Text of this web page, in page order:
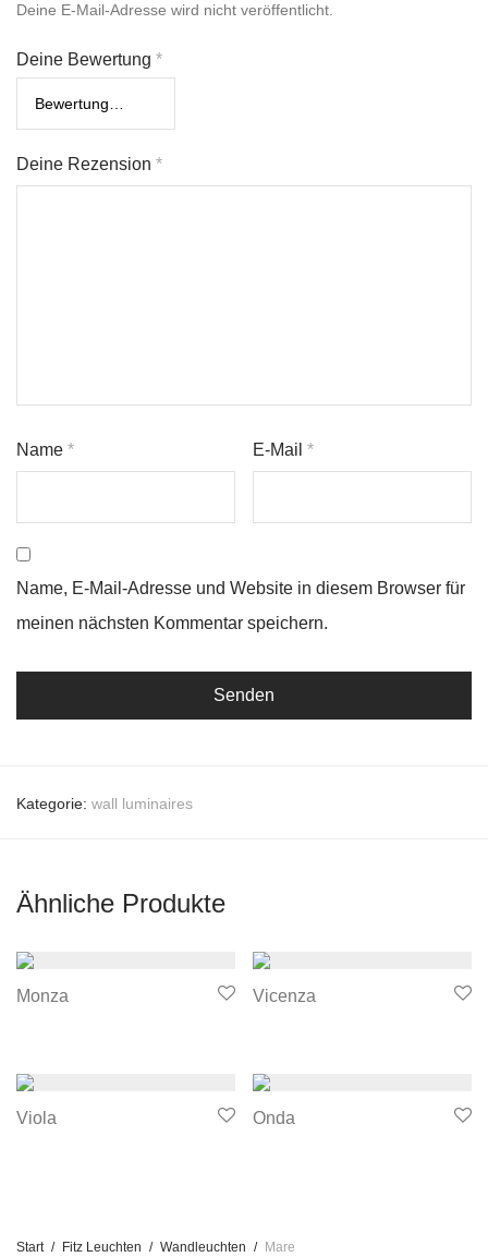
Deine E-Mail-Adresse wird nicht veröffentlicht.
Deine Bewertung *
Deine Rezension *
Name * E-Mail*
Name, E-Mail-Adresse und Website in diesem Browser für
meinen nächsten Kommentar speichern.
Kategorie: wall luminaires
Ähnliche Produkte
Monza Vicenza
Viola Onda
Start / Fitz Leuchten / Wandleuchten / Mare